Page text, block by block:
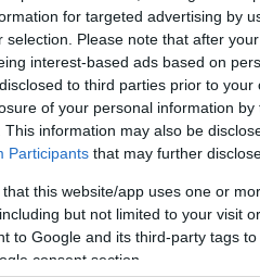
for targeted advertising by
selection. Please note that after
interest-based ads based on
to third parties prior to
of your personal information
This information may also be
Participants that may further
that this website/app uses one or
but not limited to your visit
to Google and its third-party tags
consent section.
és a koncert elõtt
Vámosmikolán.
Ír verset, regényt,
a régi hangszer is.
Istenek és a Kotródom el
költészet és keserűség